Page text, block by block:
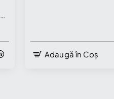
Adaugă în Coș